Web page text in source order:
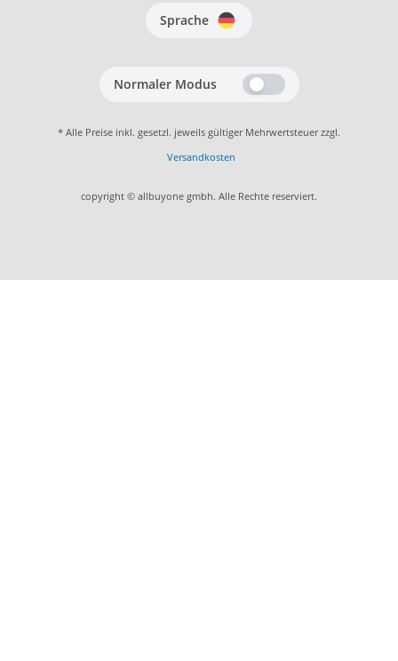
Sprache
Normaler Modus
* Alle Preise inkl. gesetzl. jeweils gültiger Mehrwertsteuer zzgl.
Versandkosten
copyright © allbuyone gmbh. Alle Rechte reserviert.